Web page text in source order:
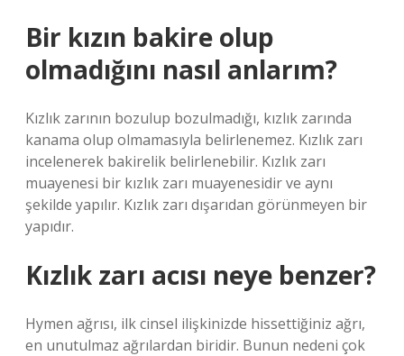
Bir kızın bakire olup
olmadığını nasıl anlarım?
Kızlık zarının bozulup bozulmadığı, kızlık zarında
kanama olup olmamasıyla belirlenemez. Kızlık zarı
incelenerek bakirelik belirlenebilir. Kızlık zarı
muayenesi bir kızlık zarı muayenesidir ve aynı
şekilde yapılır. Kızlık zarı dışarıdan görünmeyen bir
yapıdır.
Kızlık zarı acısı neye benzer?
Hymen ağrısı, ilk cinsel ilişkinizde hissettiğiniz ağrı,
en unutulmaz ağrılardan biridir. Bunun nedeni çok